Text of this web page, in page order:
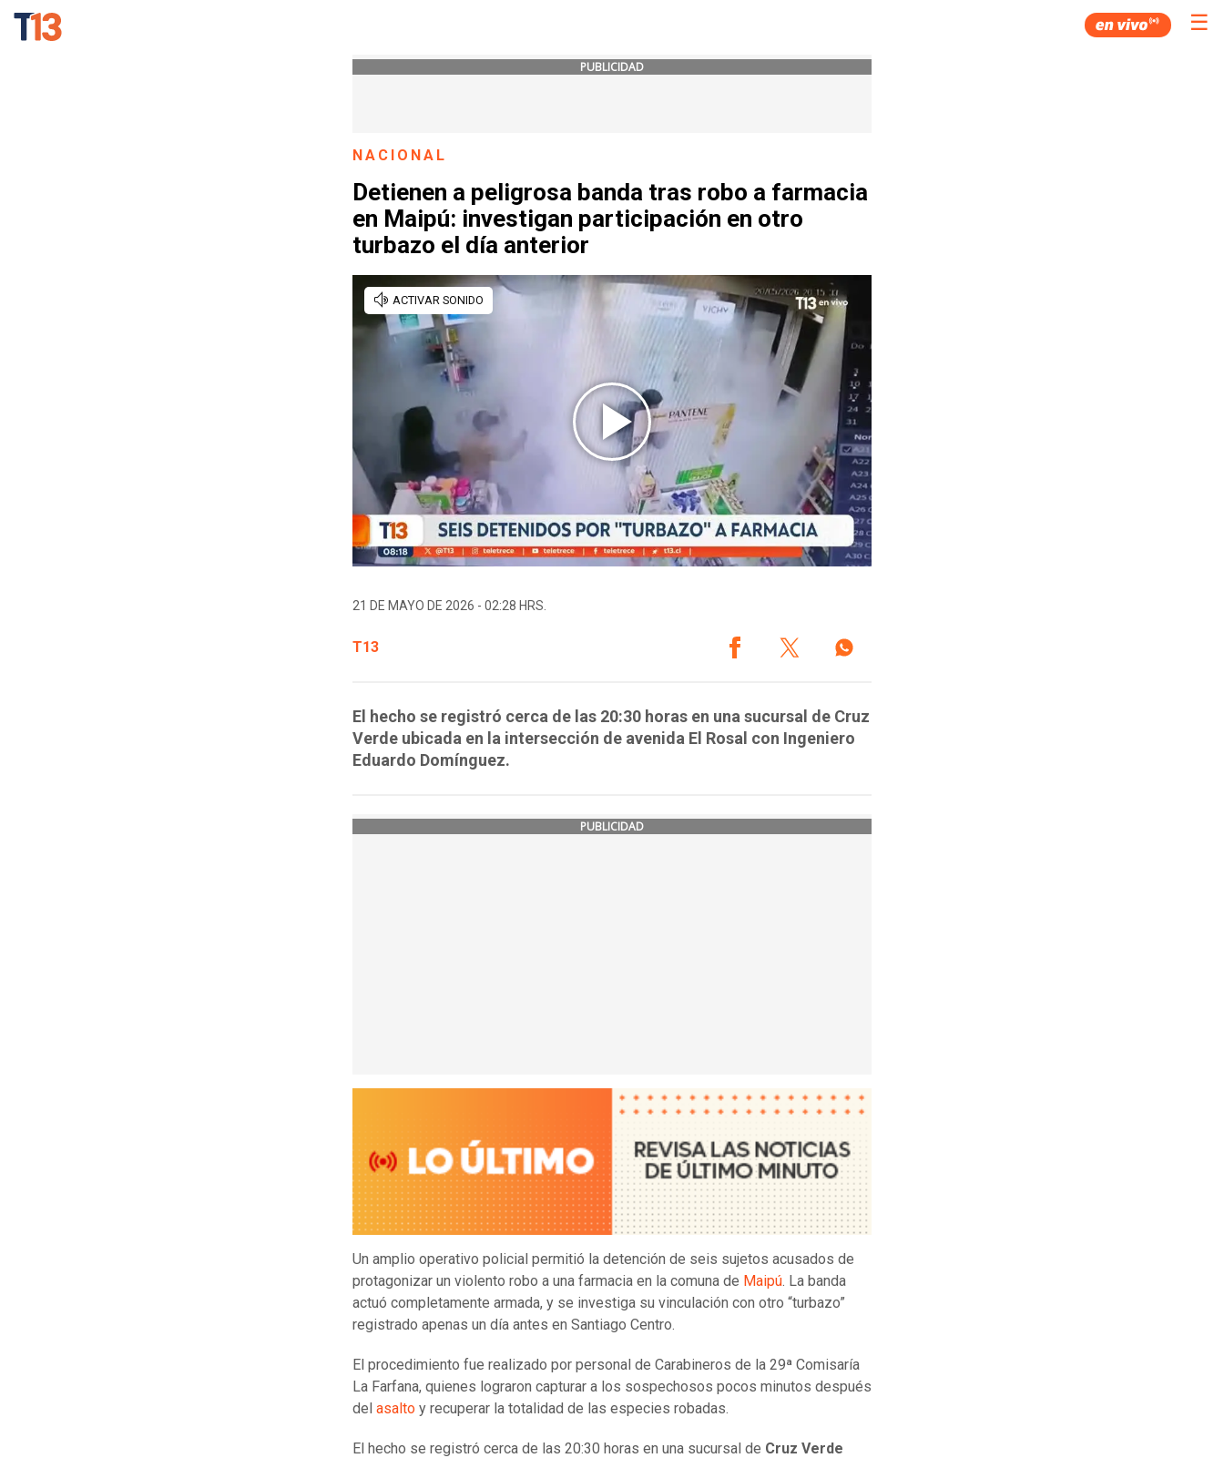
☰
PUBLICIDAD
NACIONAL
Detienen a peligrosa banda tras robo a farmacia
en Maipú: investigan participación en otro
turbazo el día anterior
21 DE MAYO DE 2026 - 02:28 HRS.
T13
El hecho se registró cerca de las 20:30 horas en una sucursal de Cruz
Verde ubicada en la intersección de avenida El Rosal con Ingeniero
Eduardo Domínguez.
PUBLICIDAD
Un amplio operativo policial permitió la detención de seis sujetos acusados de
protagonizar un violento robo a una farmacia en la comuna de Maipú. La banda
actuó completamente armada, y se investiga su vinculación con otro “turbazo”
registrado apenas un día antes en Santiago Centro.
El procedimiento fue realizado por personal de Carabineros de la 29ª Comisaría
La Farfana, quienes lograron capturar a los sospechosos pocos minutos después
del asalto y recuperar la totalidad de las especies robadas.
El hecho se registró cerca de las 20:30 horas en una sucursal de Cruz Verde